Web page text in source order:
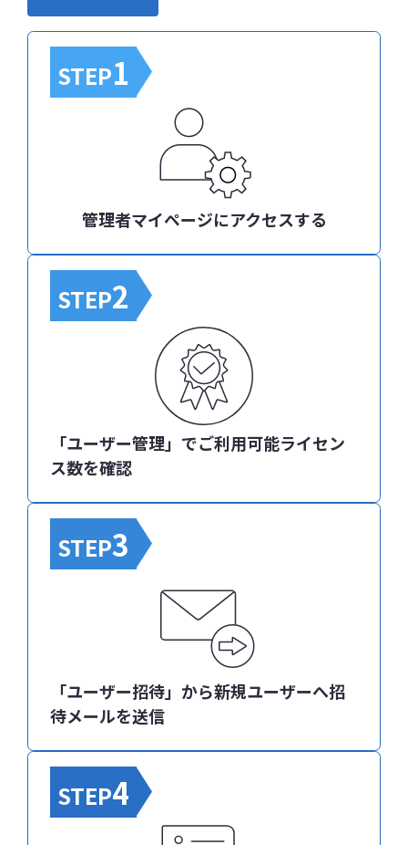
STEP1
管理者マイページにアクセスする
STEP2
「ユーザー管理」でご利用可能ライセン
ス数を確認
STEP3
「ユーザー招待」から新規ユーザーへ招
待メールを送信
STEP4